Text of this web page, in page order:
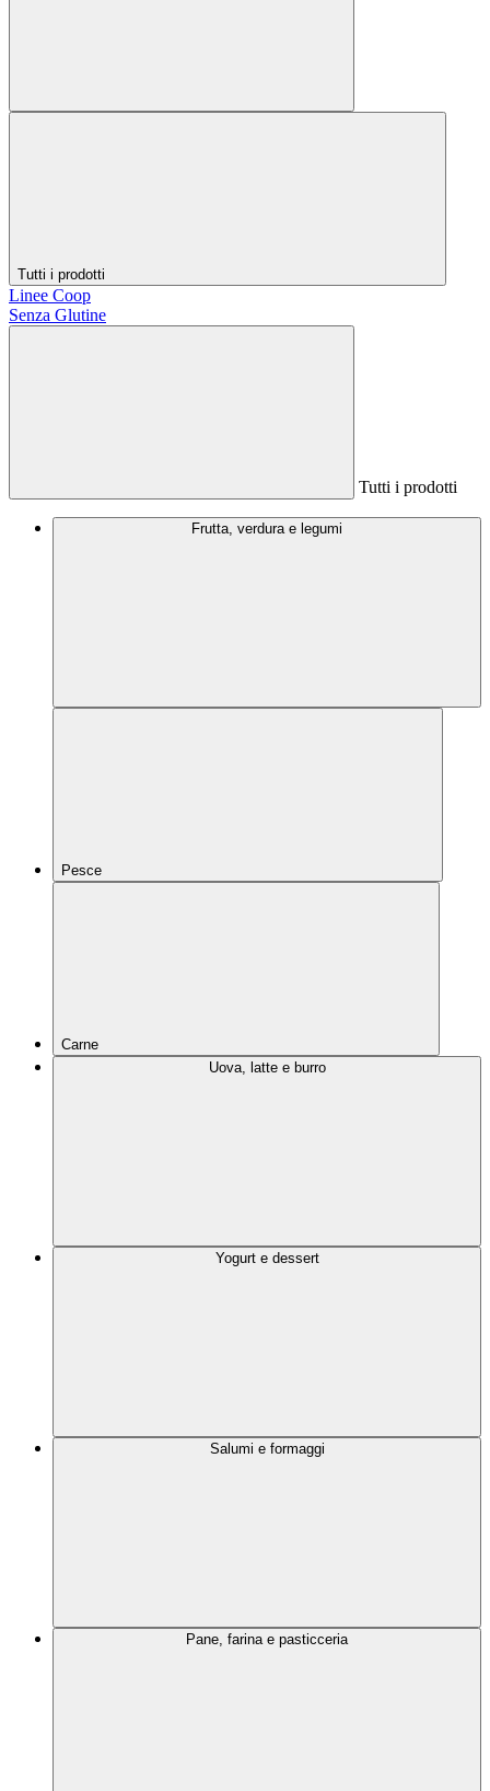
Tutti i prodotti
Linee Coop
Senza Glutine
Tutti i prodotti
Frutta, verdura e legumi
Pesce
Carne
Uova, latte e burro
Yogurt e dessert
Salumi e formaggi
Pane, farina e pasticceria